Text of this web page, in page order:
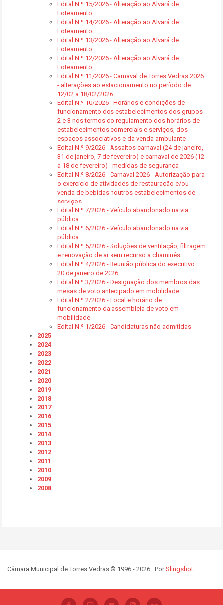
Edital N.º 15/2026 - Alteração ao Alvará de
Loteamento
Edital N.º 14/2026 - Alteração ao Alvará de
Loteamento
Edital N.º 13/2026 - Alteração ao Alvará de
Loteamento
Edital N.º 12/2026 - Alteração ao Alvará de
Loteamento
Edital N.º 11/2026 - Carnaval de Torres Vedras 2026
- alterações ao estacionamento no período de
12/02 a 18/02/2026
Edital N.º 10/2026 - Horários e condições de
funcionamento dos estabelecimentos dos grupos
2 e 3 nos termos do regulamento dos horários de
estabelecimentos comerciais e serviços, dos
espaços associativos e da venda ambulante
Edital N.º 9/2026 - Assaltos carnaval (24 de janeiro,
31 de janeiro, 7 de fevereiro) e carnaval de 2026 (12
a 18 de fevereiro) - medidas de segurança
Edital N.º 8/2026 - Carnaval 2026 - Autorização para
o exercício de atividades de restauração e/ou
venda de bebidas noutros estabelecimentos de
serviços
Edital N.º 7/2026 - Veículo abandonado na via
pública
Edital N.º 6/2026 - Veículo abandonado na via
pública
Edital N.º 5/2026 - Soluções de ventilação, filtragem
e renovação de ar sem recurso a chaminés
Edital N.º 4/2026 - Reunião pública do executivo –
20 de janeiro de 2026
Edital N.º 3/2026 - Designação dos membros das
mesas de voto antecipado em mobilidade
Edital N.º 2/2026 - Local e horário de
funcionamento da assembleia de voto em
mobilidade
Edital N.º 1/2026 - Candidaturas não admitidas
2025
2024
2023
2022
2021
2020
2019
2018
2017
2016
2015
2014
2013
2012
2011
2010
2009
2008
Câmara Municipal de Torres Vedras © 1996 - 2026 · PorSlingshot